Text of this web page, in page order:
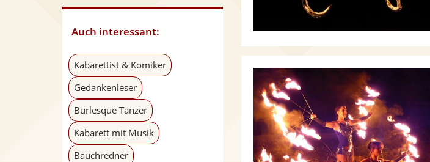
Auch interessant:
Kabarettist & Komiker
Gedankenleser
Burlesque Tänzer
Kabarett mit Musik
Bauchredner